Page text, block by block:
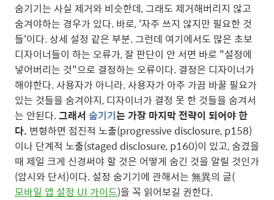
숨기기는 사실 제거와 비슷한데, 그래도 제거해버리지 않고
숨겨야하는 경우가 있다. 바로, '자주 쓰지 않지만 필요한 것
들'이다. 상세 설정 같은 부분. 그런데 여기에서도 많은 초보
디자이너들이 하는 오류가, 잘 판단이 안 서면 바로 "설정에
넣어버리는 것"으로 결정하는 오류이다. 결정은 디자이너가
해야한다. 사용자가 아니라. 사용자가 아주 가끔 바꿀 필요가
있는 것들을 숨겨야지, 디자이너가 결정 못 한 것들을 숨겨서
는 안된다.그래서 숨기기는 가장 마지막 전략이 되어야 한
다. 변형하면 점진적 노출(progressive disclosure, p158)
이나 단계적 노출(staged disclosure, p160)이 있고, 숨겼을
때 제일 크게 신경써야 할 것은 어떻게 숨긴 것을 알릴 것인가
(암시와 단서)이다. 설정 숨기기에 관해서는 無異의 글(
모바일 앱 설정 UI 가이드)을 꼭 읽어보길 권한다.